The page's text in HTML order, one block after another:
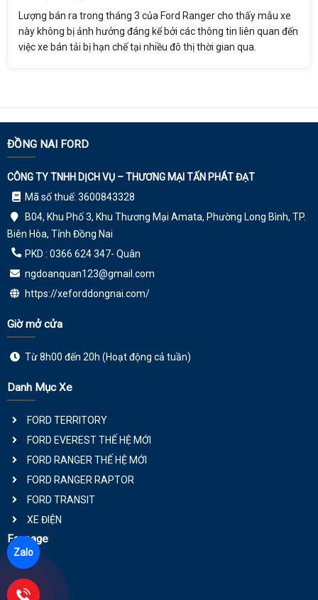
Lượng bán ra trong tháng 3 của Ford Ranger cho thấy mẫu xe
này không bị ảnh hưởng đáng kể bởi các thông tin liên quan đến
việc xe bán tải bị hạn chế tại nhiều đô thị thời gian qua.
ĐỒNG NAI FORD
CÔNG TY TNHH DỊCH VỤ – THƯƠNG MẠI TẤN PHÁT ĐẠT
Mã số thuế: 3600843328
B04, Khu Phố 3, Khu Thương Mại Amata, Phường Long Bình, TP.
Biên Hòa, Tỉnh Đồng Nai
PKD : 0366 624 347- Quân
ngdoanquan123@gmail.com
https://xeforddongnai.com/
Giờ mở cửa
Từ 8h00 đến 20h (Hoạt động cả tuần)
Danh Mục Xe
FORD TERRITORY
FORD EVEREST THẾ HỆ MỚI
FORD RANGER THẾ HỆ MỚI
FORD RANGER RAPTOR
FORD TRANSIT
XE ĐIỆN
Fanpage
Zalo